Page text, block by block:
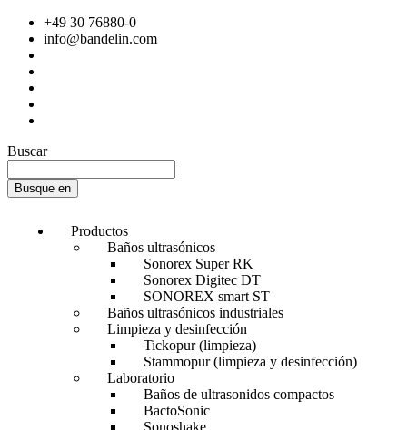
+49 30 76880-0
info@bandelin.com
Buscar
Busque en
Productos
Baños ultrasónicos
Sonorex Super RK
Sonorex Digitec DT
SONOREX smart ST
Baños ultrasónicos industriales
Limpieza y desinfección
Tickopur (limpieza)
Stammopur (limpieza y desinfección)
Laboratorio
Baños de ultrasonidos compactos
BactoSonic
Sonoshake